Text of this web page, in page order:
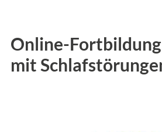
Online-
mit